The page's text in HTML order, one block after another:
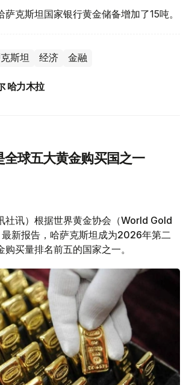
克斯坦国家银行黄金储备增加了15吨。
斯坦 经济 金融
哈力木拉
全球五大黄金购买国之一
社讯）根据世界黄金协会（World Gold
新报告，哈萨克斯坦成为2026年第二
买量排名前五的国家之一。